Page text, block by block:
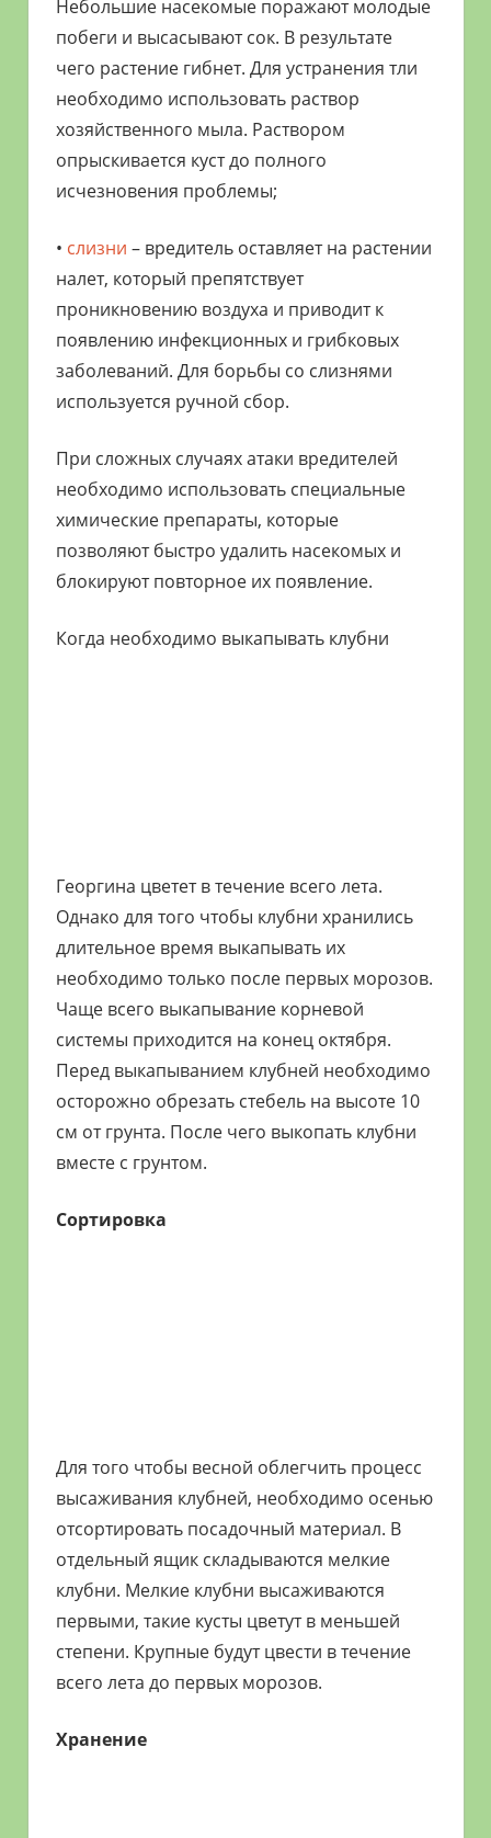
Небольшие насекомые поражают молодые
побеги и высасывают сок. В результате
чего растение гибнет. Для устранения тли
необходимо использовать раствор
хозяйственного мыла. Раствором
опрыскивается куст до полного
исчезновения проблемы;
• слизни – вредитель оставляет на растении
налет, который препятствует
проникновению воздуха и приводит к
появлению инфекционных и грибковых
заболеваний. Для борьбы со слизнями
используется ручной сбор.
При сложных случаях атаки вредителей
необходимо использовать специальные
химические препараты, которые
позволяют быстро удалить насекомых и
блокируют повторное их появление.
Когда необходимо выкапывать клубни
Георгина цветет в течение всего лета.
Однако для того чтобы клубни хранились
длительное время выкапывать их
необходимо только после первых морозов.
Чаще всего выкапывание корневой
системы приходится на конец октября.
Перед выкапыванием клубней необходимо
осторожно обрезать стебель на высоте 10
см от грунта. После чего выкопать клубни
вместе с грунтом.
Сортировка
Для того чтобы весной облегчить процесс
высаживания клубней, необходимо осенью
отсортировать посадочный материал. В
отдельный ящик складываются мелкие
клубни. Мелкие клубни высаживаются
первыми, такие кусты цветут в меньшей
степени. Крупные будут цвести в течение
всего лета до первых морозов.
Хранение